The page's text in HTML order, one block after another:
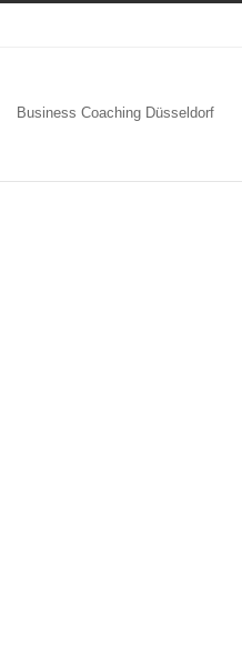
Business Coaching Düsseldorf